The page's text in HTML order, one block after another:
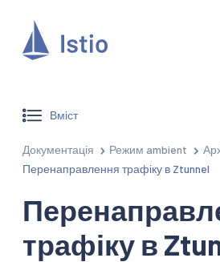
Вміст
Документація Режим ambient
Перенаправлення трафіку в Ztunnel
трафіку в